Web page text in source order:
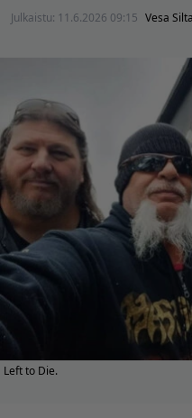
Julkaistu: 11.6.2026 09:15 Vesa
Left to Die.